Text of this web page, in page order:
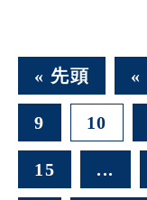
« 先頭 «
9 10
15 ...